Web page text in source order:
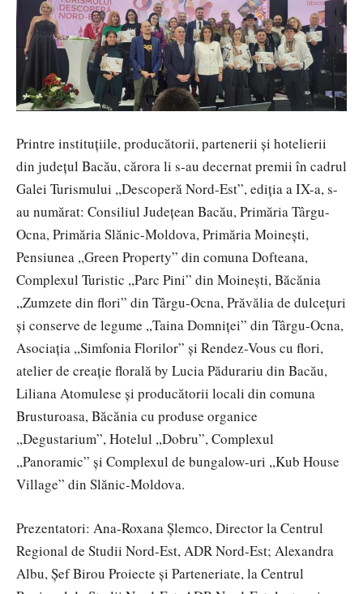
Printre instituțiile, producătorii, partenerii și hotelierii
din județul Bacău, cărora li s-au decernat premii în cadrul
Galei Turismului ,,Descoperă Nord-Est”, ediția a IX-a, s-
au numărat: Consiliul Județean Bacău, Primăria Târgu-
Ocna, Primăria Slănic-Moldova, Primăria Moinești,
Pensiunea ,,Green Property” din comuna Dofteana,
Complexul Turistic ,,Parc Pini” din Moinești, Băcănia
,,Zumzete din flori” din Târgu-Ocna, Prăvălia de dulcețuri
și conserve de legume ,,Taina Domniței” din Târgu-Ocna,
Asociația ,,Simfonia Florilor” și Rendez-Vous cu flori,
atelier de creație florală by Lucia Pădurariu din Bacău,
Liliana Atomulese și producătorii locali din comuna
Brusturoasa, Băcănia cu produse organice
,,Degustarium”, Hotelul ,,Dobru”, Complexul
,,Panoramic” și Complexul de bungalow-uri ,,Kub House
Village” din Slănic-Moldova.
Prezentatori: Ana-Roxana Șlemco, Director la Centrul
Regional de Studii Nord-Est, ADR Nord-Est; Alexandra
Albu, Șef Birou Proiecte și Parteneriate, la Centrul